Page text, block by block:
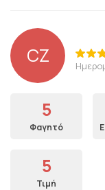
CZ
5
Φαγητό
5
Τιμή